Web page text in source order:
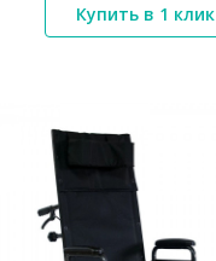
Купить в 1 клик